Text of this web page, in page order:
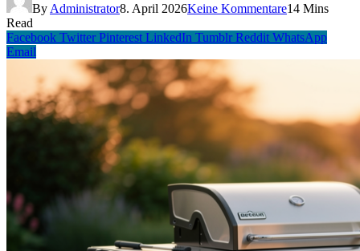
By Administrator8. April 2026Keine Kommentare14 Mins
Read
Facebook Twitter Pinterest LinkedIn Tumblr Reddit WhatsApp
Email